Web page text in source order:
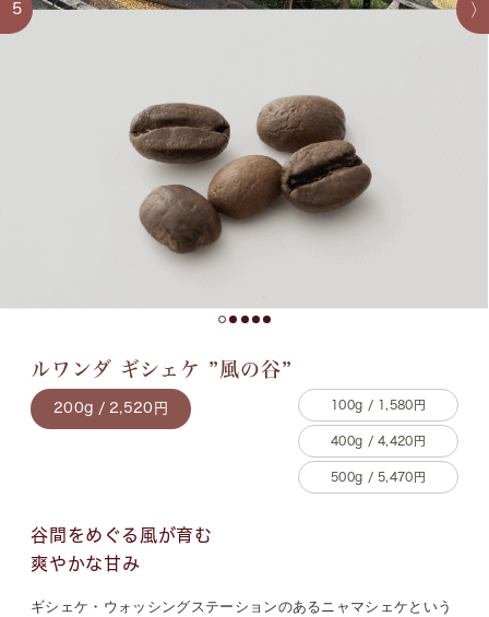
5
ルワンダ ギシェケ ”風の谷”
100g / 1,580円
200g / 2,520円
400g / 4,420円
500g / 5,470円
谷間をめぐる風が育む
爽やかな甘み
ギシェケ・ウォッシングステーションのあるニャマシェケという